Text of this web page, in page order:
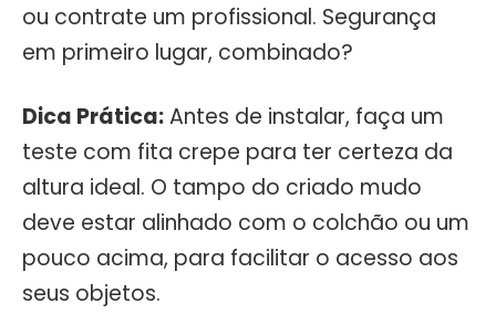
ou contrate um profissional. Segurança
em primeiro lugar, combinado?
Dica Prática:Antes de instalar, faça um
teste com fita crepe para ter certeza da
altura ideal. O tampo do criado mudo
deve estar alinhado com o colchão ou um
pouco acima, para facilitar o acesso aos
seus objetos.